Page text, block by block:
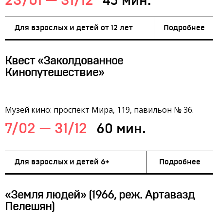
Для взрослых и детей от 12 лет Подробнее
Квест «Заколдованное
Кинопутешествие»
Музей кино: проспект Мира, 119, павильон № 36.
7/02 — 31/12 60 мин.
Для взрослых и детей 6+ Подробнее
«Земля людей» (1966, реж. Артавазд
Пелешян)